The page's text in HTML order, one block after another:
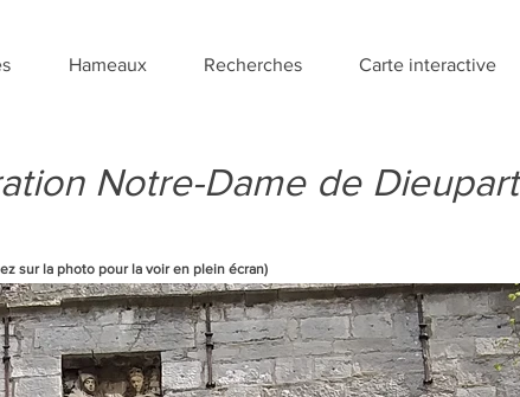
Hameaux Recherches Carte interactive
Notre-Dame de Dieupart
sur la photo pour la voir en plein écran)